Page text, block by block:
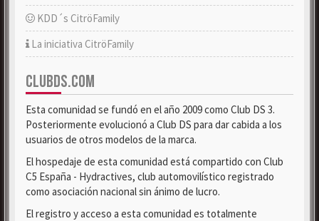
KDD´s CitröFamily
La iniciativa CitröFamily
CLUBDS.COM
Esta comunidad se fundó en el año 2009 como Club DS 3.
Posteriormente evolucionó a Club DS para dar cabida a los
usuarios de otros modelos de la marca.
El hospedaje de esta comunidad está compartido con Club
C5 España - Hydractives, club automovilístico registrado
como asociación nacional sin ánimo de lucro.
El registro y acceso a esta comunidad es totalmente